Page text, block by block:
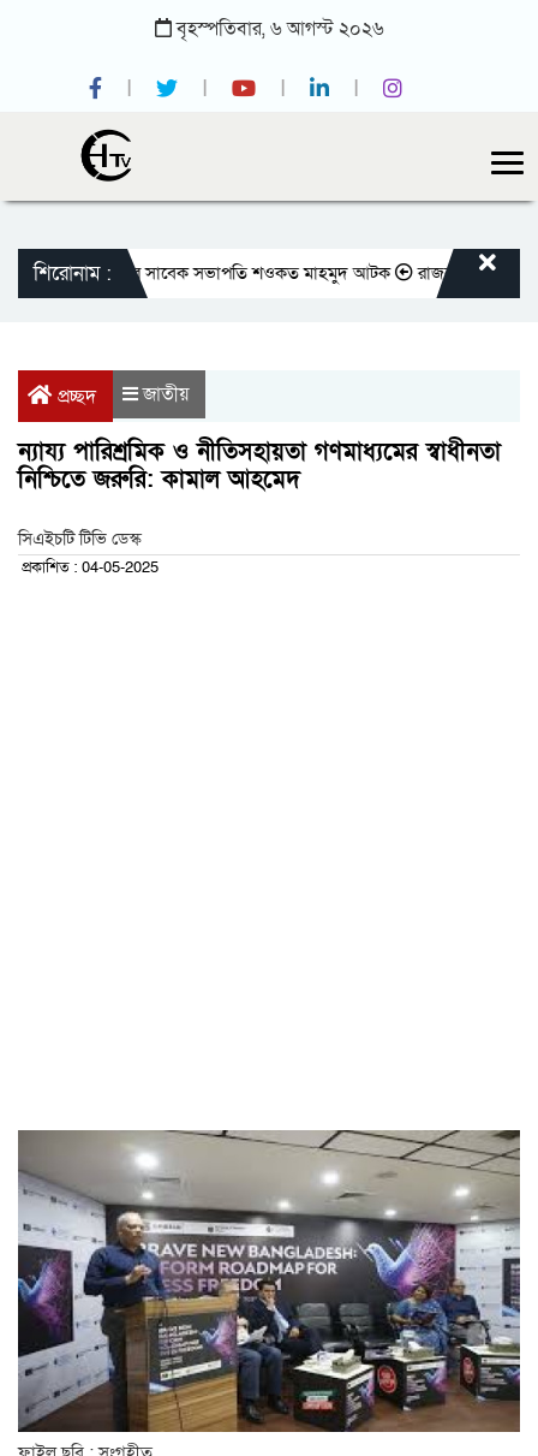
বৃহস্পতিবার,৬আগস্ট ২০২৬
শিরোনাম :
প্রেসক্লাবের সাবেক সভাপতি শওকত মাহমুদ আটক রাজবাড়ীতে বীর
প্রচ্ছদ জাতীয়
ন্যায্য পারিশ্রমিক ও নীতিসহায়তা গণমাধ্যমের স্বাধীনতা
নিশ্চিতে জরুরি: কামাল আহমেদ
সিএইচটি টিভি ডেস্ক
প্রকাশিত : 04-05-2025